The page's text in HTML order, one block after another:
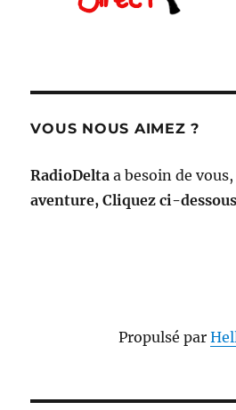
VOUS NOUS AIMEZ ?
RadioDelta a besoin de
aventure, Cliquez ci-
Propulsé par